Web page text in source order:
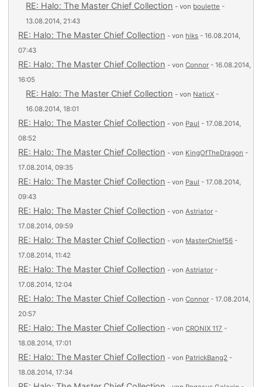
RE: Halo: The Master Chief Collection - von boulette -
13.08.2014, 21:43
RE: Halo: The Master Chief Collection - von hiks - 16.08.2014,
07:43
RE: Halo: The Master Chief Collection - vonConnor - 16.08.2014,
16:05
RE: Halo: The Master Chief Collection - von NaticX -
16.08.2014, 18:01
RE: Halo: The Master Chief Collection - von Paul - 17.08.2014,
08:52
RE: Halo: The Master Chief Collection - von KingOfTheDragon -
17.08.2014, 09:35
RE: Halo: The Master Chief Collection - von Paul - 17.08.2014,
09:43
RE: Halo: The Master Chief Collection - vonAstriator -
17.08.2014, 09:59
RE: Halo: The Master Chief Collection - von MasterChief56 -
17.08.2014, 11:42
RE: Halo: The Master Chief Collection - vonAstriator -
17.08.2014, 12:04
RE: Halo: The Master Chief Collection - vonConnor - 17.08.2014,
20:57
RE: Halo: The Master Chief Collection - vonCRONIX 117 -
18.08.2014, 17:01
RE: Halo: The Master Chief Collection - von PatrickBang2 -
18.08.2014, 17:34